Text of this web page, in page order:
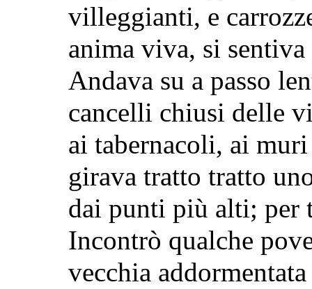
villeggianti, e
anima viva, si
Andava su a passo
cancelli chiusi delle
ai tabernacoli, ai
girava tratto tratto
dai punti più alti; per
Incontrò qualche
vecchia